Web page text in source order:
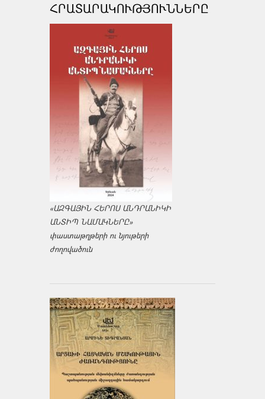
ՀՐԱՏԱՐԱԿՈՒԹՅՈՒՆՆԵՐԸ
«ԱԶԳԱՅԻՆ ՀԵՐՈՍ ԱՆԴՐԱՆԻԿԻ
ԱՆՏԻՊ ՆԱՄԱԿՆԵՐԸ»
փաստաթղթերի ու նյութերի
ժողովածուն